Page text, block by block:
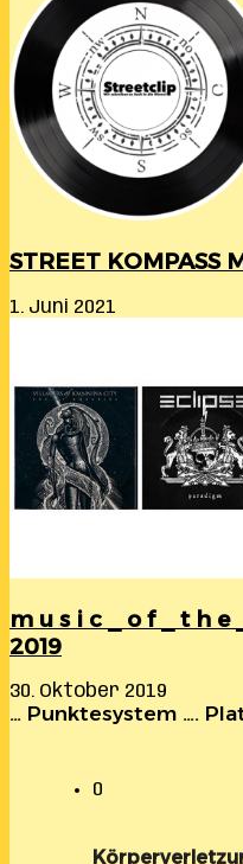
STREET KOMPASS
1. Juni 2021
m u s i c _ o f _ t h
2019
30. Oktober 2019
… Punktesystem ….
0